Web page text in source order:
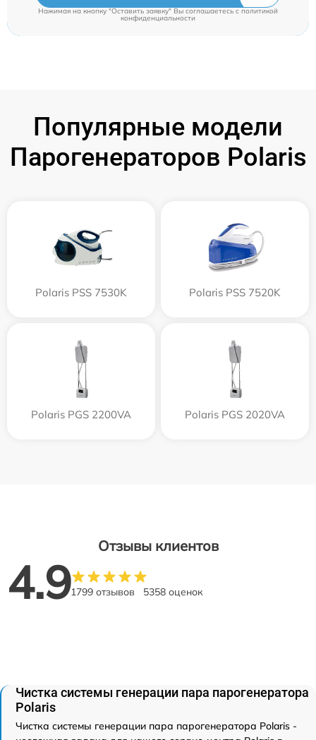
Нажимая на кнопку "Оставить заявку" Вы соглашаетесь cполитикой
конфиденциальности
Популярные модели
Парогенераторов Polaris
Polaris PSS 7530K Polaris PSS 7520K
Polaris PGS 2200VA Polaris PGS 2020VA
Отзывы клиентов
4.91799 отзывов 5358 оценок
Чистка системы генерации пара парогенератора
Polaris
Чистка системы генерации пара парогенератора Polaris -